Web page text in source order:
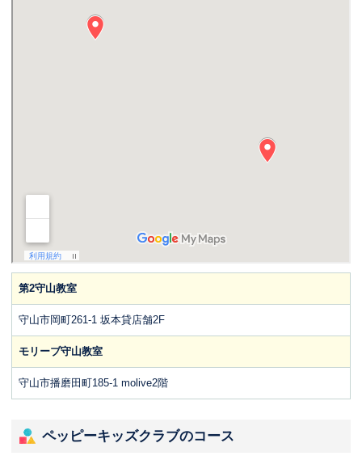
第2守山教室
守山市岡町261-1 坂本貸店舗2F
モリーブ守山教室
守山市播磨田町185-1 molive2階
ペッピーキッズクラブのコース